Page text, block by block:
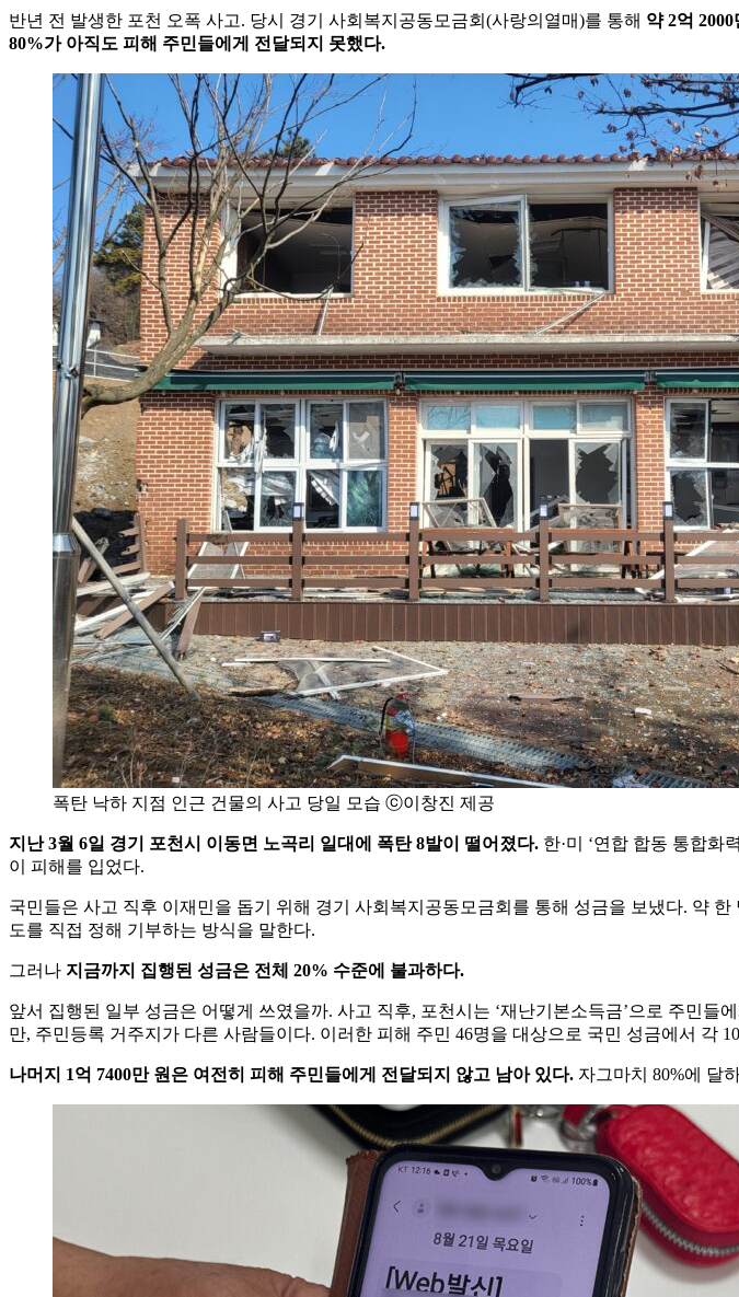
반년 전 발생한 포천 오폭 사고. 당시 경기 사회복지공동모금회(사랑의열매)를 통해 약 2억
80%가 아직도 피해 주민들에게 전달되지 못했다.
폭탄 낙하 지점 인근 건물의 사고 당일 모습 ⓒ이창진 제공
지난 3월 6일 경기 포천시 이동면 노곡리 일대에 폭탄 8발이 떨어졌다. 한·미 ‘연합 합동 통합화
이 피해를 입었다.
국민들은 사고 직후 이재민을 돕기 위해 경기 사회복지공동모금회를 통해 성금을 보냈다. 약
도를 직접 정해 기부하는 방식을 말한다.
그러나 지금까지 집행된 성금은 전체 20% 수준에 불과하다.
앞서 집행된 일부 성금은 어떻게 쓰였을까. 사고 직후, 포천시는 ‘재난기본소득금’으로 주민들
만, 주민등록 거주지가 다른 사람들이다. 이러한 피해 주민 46명을 대상으로 국민 성금에서 각
나머지 1억 7400만 원은 여전히 피해 주민들에게 전달되지 않고 남아 있다. 자그마치 80%에 달